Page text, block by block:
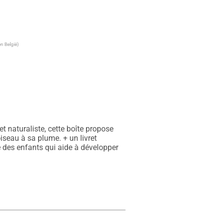
België)
naturaliste, cette boîte propose
à sa plume. + un livret
enfants qui aide à développer